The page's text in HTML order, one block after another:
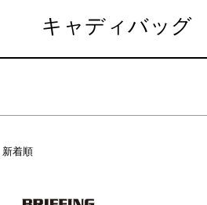
キャディバッグ
が高い順
検索
新着順